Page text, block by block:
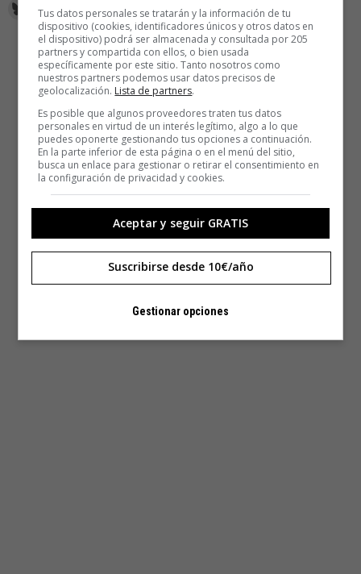
Tus datos personales se tratarán y la información de tu
dispositivo (cookies, identificadores únicos y otros datos en
el dispositivo) podrá ser almacenada y consultada por 205
partners y compartida con ellos, o bien usada
específicamente por este sitio. Tanto nosotros como
nuestros partners podemos usar datos precisos de
geolocalización. Lista de partners.
Es posible que algunos proveedores traten tus datos
personales en virtud de un interés legítimo, algo a lo que
puedes oponerte gestionando tus opciones a continuación.
En la parte inferior de esta página o en el menú del sitio,
busca un enlace para gestionar o retirar el consentimiento en
la configuración de privacidad y cookies.
Aceptar y seguir GRATIS
Suscribirse desde 10€/año
Gestionar opciones